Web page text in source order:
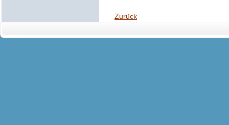
Zurück